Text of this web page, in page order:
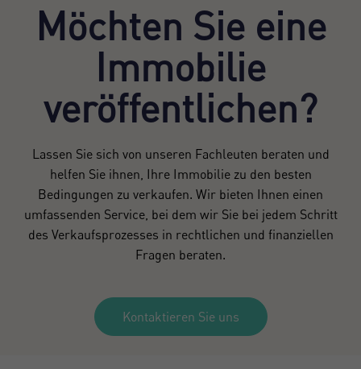
Möchten Sie eine
Immobilie
veröffentlichen?
Lassen Sie sich von unseren Fachleuten beraten und
helfen Sie ihnen, Ihre Immobilie zu den besten
Bedingungen zu verkaufen. Wir bieten Ihnen einen
umfassenden Service, bei dem wir Sie bei jedem Schritt
des Verkaufsprozesses in rechtlichen und finanziellen
Fragen beraten.
Kontaktieren Sie uns